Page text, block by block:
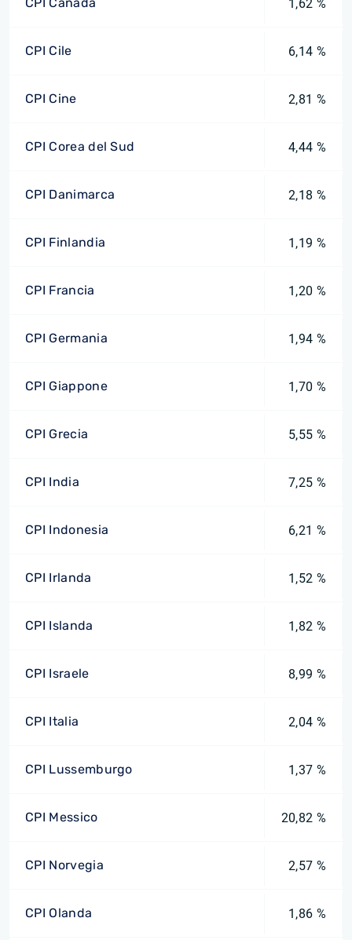
1,62 %
CPI Cile 6,14 %
CPI Cine 2,81 %
CPI Corea del Sud 4,44 %
CPI Danimarca 2,18 %
CPI Finlandia 1,19 %
CPI Francia 1,20 %
CPI Germania 1,94 %
CPI Giappone 1,70 %
CPI Grecia 5,55 %
CPI India 7,25 %
CPI Indonesia 6,21 %
CPI Irlanda 1,52 %
CPI Islanda 1,82 %
CPI Israele 8,99 %
CPI Italia 2,04 %
CPI Lussemburgo 1,37 %
CPI Messico 20,82 %
CPI Norvegia 2,57 %
CPI Olanda 1,86 %